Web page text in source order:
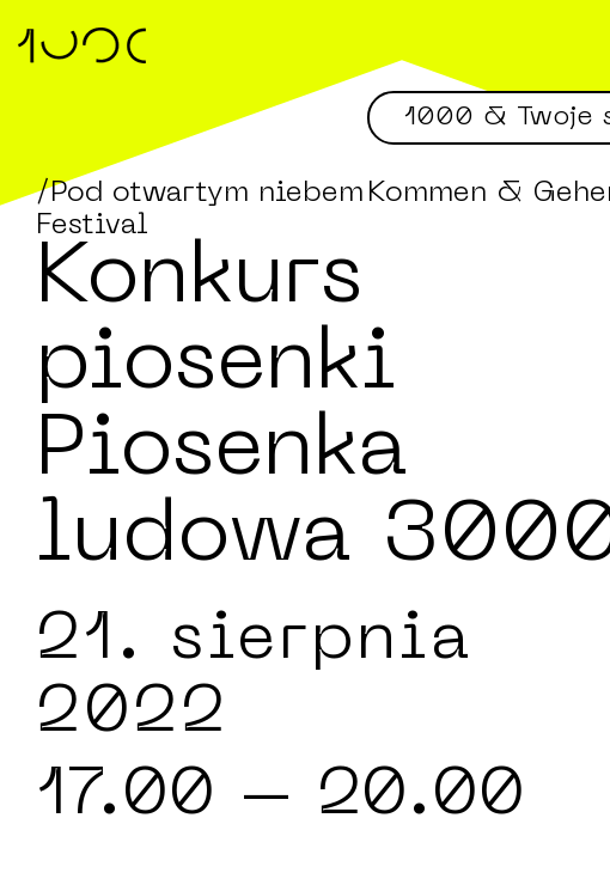
1000 & Twoje
/Pod otwartym niebem Kommen &
Festival
Konkurs
piosenki
Piosenka
ludowa
21. sierpnia
2022
17.00 – 20.00